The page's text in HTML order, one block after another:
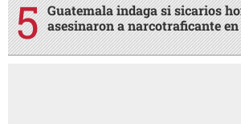
Guatemala indaga si sicarios
asesinaron a narcotraficante